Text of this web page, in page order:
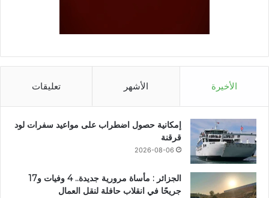
الأخيرة الأشهر تعليقات
إمكانية حصول اضطراب على مواعيد سفرات لود
قرقنة
2026-08-06
الجزائر : مأساة مرورية جديدة.. 4 وفيات و17
جريحًا في انقلاب حافلة لنقل العمال